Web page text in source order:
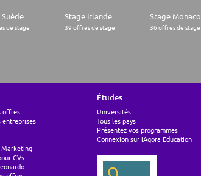
de stage
Stage Irlande
39 offres de stage
Stage Monaco
36 offres de stage
offres
entreprises
CVs
Études
Universités
Tous les pays
Présentez vos programmes
Connexion sur iAgora Education